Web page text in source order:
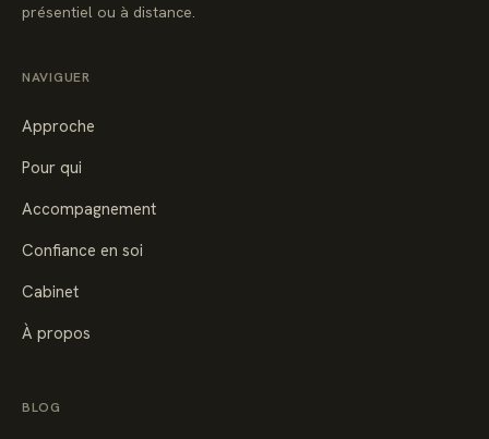
présentiel ou à distance.
NAVIGUER
Approche
Pour qui
Accompagnement
Confiance en soi
Cabinet
À propos
BLOG